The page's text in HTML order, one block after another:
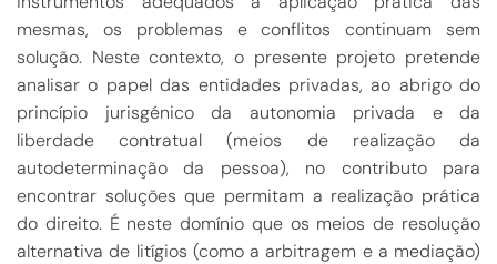
mesmas, os problemas e conflitos continuam sem
solução. Neste contexto, o presente projeto pretende
analisar o papel das entidades privadas, ao abrigo do
princípio jurisgénico da autonomia privada e da
liberdade contratual (meios de realização da
autodeterminação da pessoa), no contributo para
encontrar soluções que permitam a realização prática
do direito. É neste domínio que os meios de resolução
alternativa de litígios (como a arbitragem e a mediação)